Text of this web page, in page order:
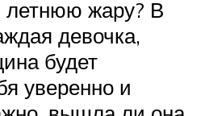
жару? В
девочка,
будет
уверенно и